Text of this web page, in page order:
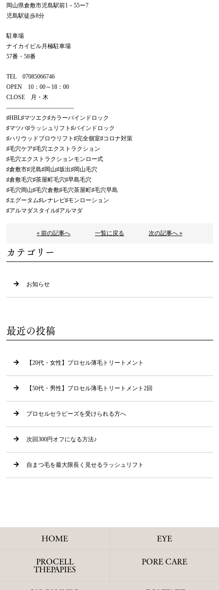
岡山県倉敷市児島駅前1－ 55ー7
児島駅徒歩8分
駐車場
ナイカイビル月極駐車場
57番・ 58番
TEL
07085066746
OPEN
10： 00～ 18： 00
CLOSE月・木
———————————–
♯HBL♯マツエク♯カラーバインドロック
♯マツパ♯ラッシュリフト♯バインドロック
♯ハリウッドブロウリフト♯完全個室♯コロナ対策
♯毛穴ケア♯毛穴エクストラクション
♯毛穴エクストラクションモンロー式
♯倉敷市♯児島♯岡山♯坂出♯岡山毛穴
♯倉敷毛穴♯茶屋町毛穴♯早島毛穴
♯毛穴岡山♯毛穴倉敷♯毛穴茶屋町♯毛穴早島
♯エグータム♯レナレビ♯モンローション
♯アルマダスタイル♯アルマダ
« 前の記事へ 一覧に戻る 次の記事へ »
カテゴリー
お知らせ
最近の投稿
【20代・女性】プロセル薄毛トリートメント
【50代・男性】プロセル薄毛トリートメント2回
プロセルセラピーズを受けられる方へ
次回300円オフになる方法♪
自まつ毛を最大限長く見せるラッシュリフト
HOME EYE
PROCELL
THEPAPIES
PORE CARE